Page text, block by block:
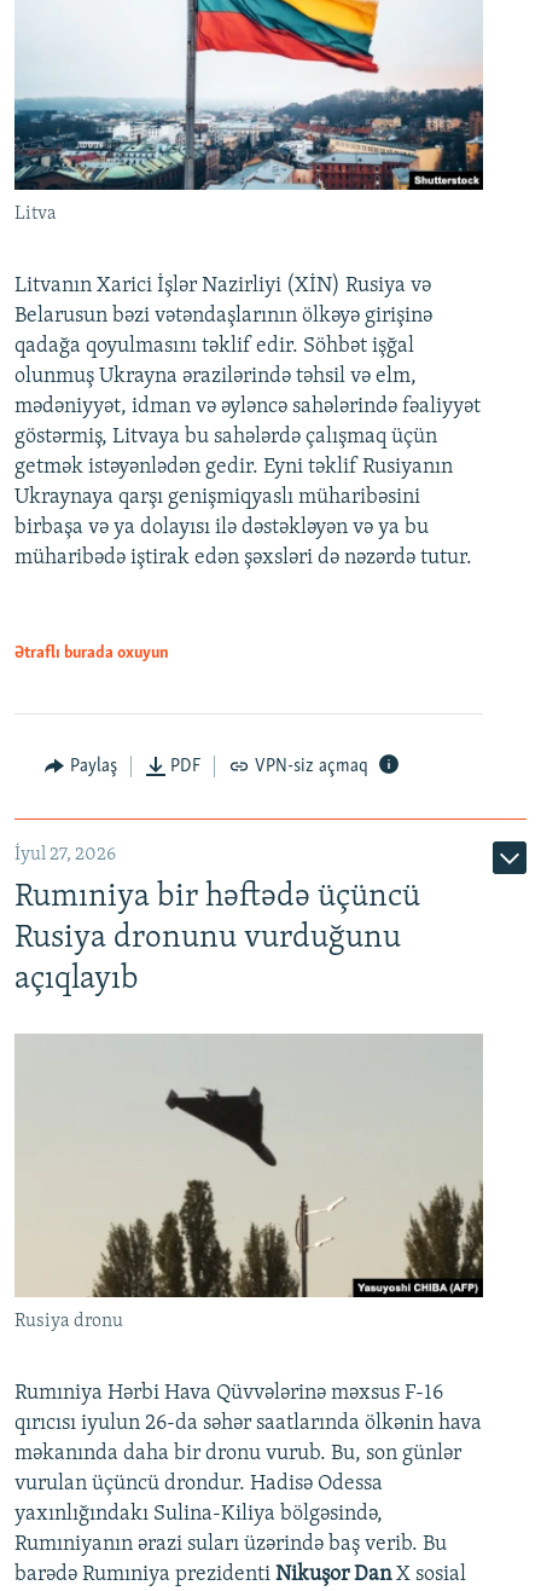
Litva
Litvanın Xarici İşlər Nazirliyi (XİN) Rusiya və
Belarusun bəzi vətəndaşlarının ölkəyə girişinə
qadağa qoyulmasını təklif edir. Söhbət işğal
olunmuş Ukrayna ərazilərində təhsil və elm,
mədəniyyət, idman və əyləncə sahələrində fəaliyyət
göstərmiş, Litvaya bu sahələrdə çalışmaq üçün
getmək istəyənlədən gedir. Eyni təklif Rusiyanın
Ukraynaya qarşı genişmiqyaslı müharibəsini
birbaşa və ya dolayısı ilə dəstəkləyən və ya bu
müharibədə iştirak edən şəxsləri də nəzərdə tutur.
Ətraflı burada oxuyun
Paylaş PDF VPN-siz açmaq
İyul 27, 2026
Rumıniya bir həftədə üçüncü
Rusiya dronunu vurduğunu
açıqlayıb
Rusiya dronu
Rumıniya Hərbi Hava Qüvvələrinə məxsus F-16
qırıcısı iyulun 26-da səhər saatlarında ölkənin hava
məkanında daha bir dronu vurub. Bu, son günlər
vurulan üçüncü drondur. Hadisə Odessa
yaxınlığındakı Sulina-Kiliya bölgəsində,
Rumıniyanın ərazi suları üzərində baş verib. Bu
barədə Rumıniya prezidenti Nikuşor DanX sosial